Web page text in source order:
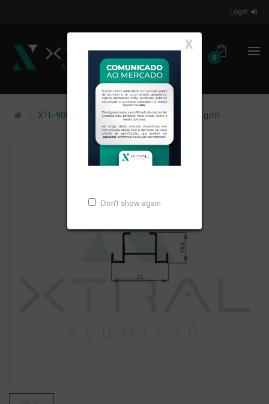
Login
0
X
Don't show again
XTL-908 - (SAN-175) - PESO LINEAR: 0,137kg/m